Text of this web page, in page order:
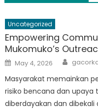
Uncategorized
Empowering
Mukomuko’s
Posted
on
May 4, 2026 Author
Masyarakat memainkan
risiko bencana dan upaya
diberdayakan dan